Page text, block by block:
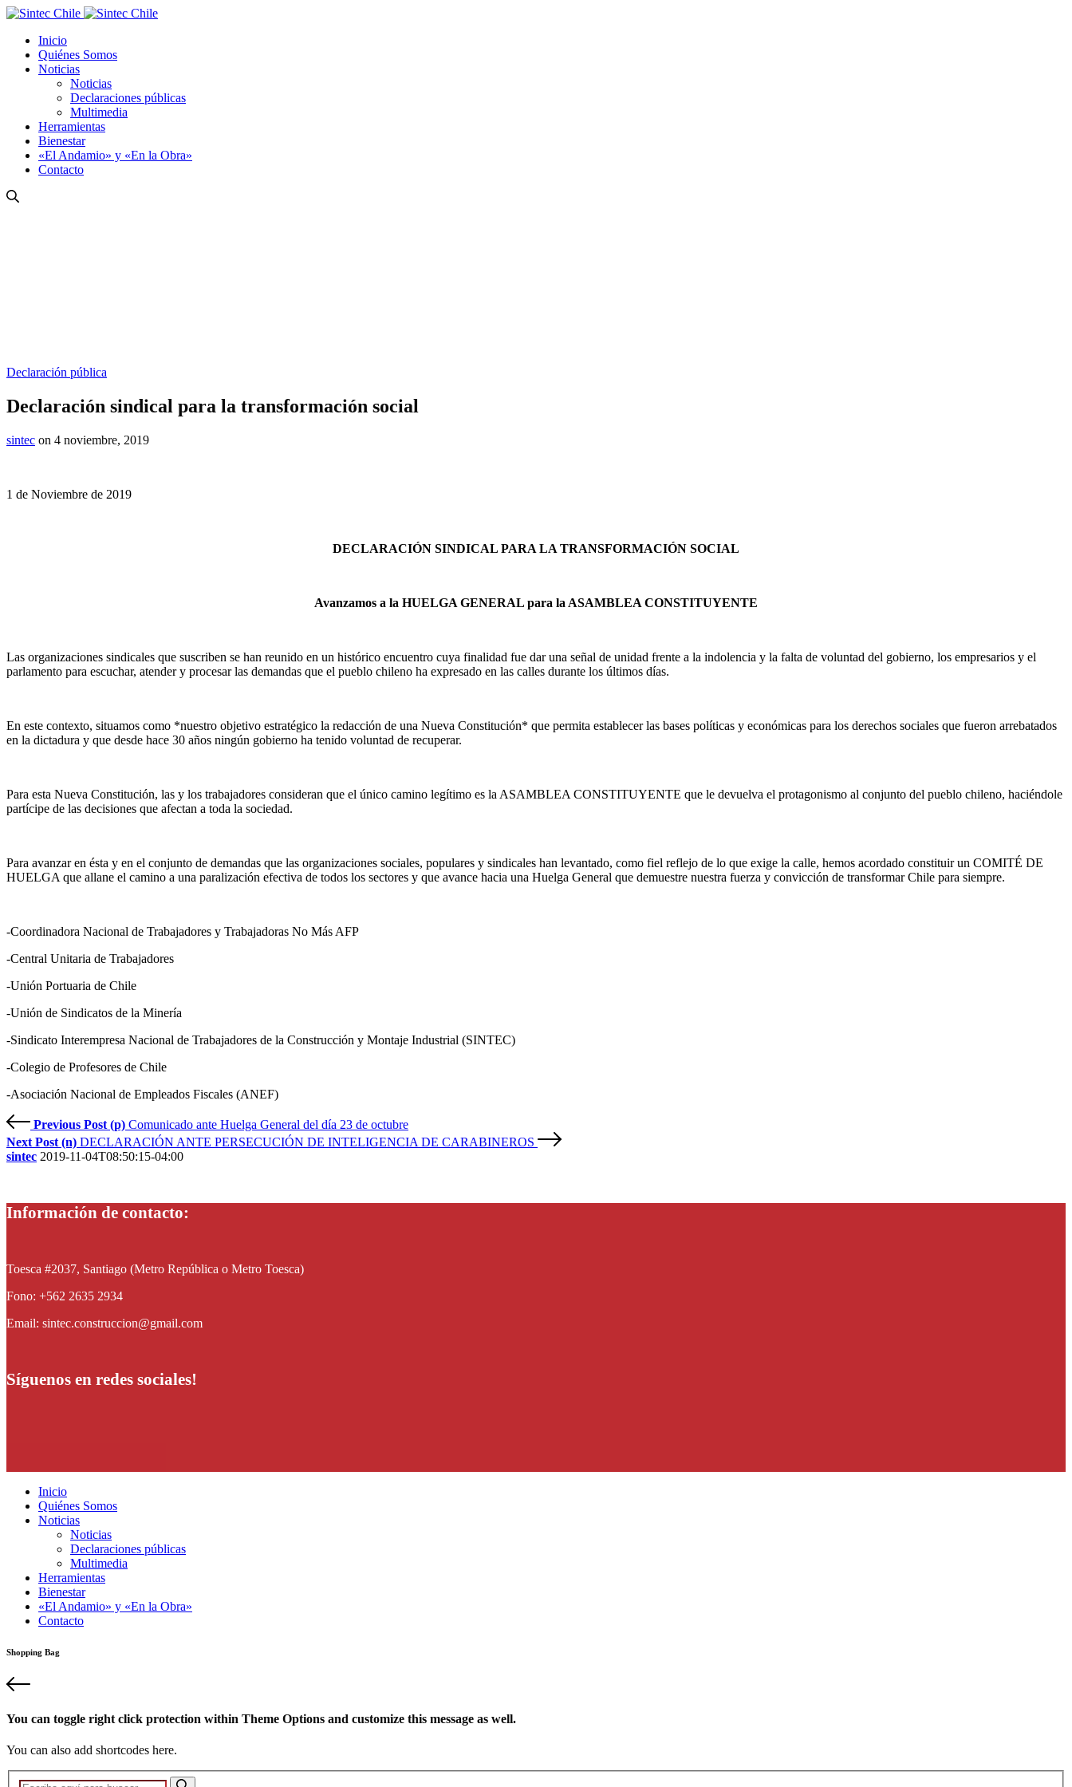
Inicio
Quiénes Somos
Noticias
Noticias
Declaraciones públicas
Multimedia
Herramientas
Bienestar
«El Andamio» y «En la Obra»
Contacto
Declaración pública
Declaración sindical para la transformación social
sintec on 4 noviembre, 2019
1 de Noviembre de 2019
DECLARACIÓN SINDICAL PARA LA TRANSFORMACIÓN SOCIAL
Avanzamos a la HUELGA GENERAL para la ASAMBLEA CONSTITUYENTE
Las organizaciones sindicales que suscriben se han reunido en un histórico encuentro cuya finalidad fue dar una señal de unidad frente a la indolencia y la falta de voluntad del gobierno, los empresarios y el
parlamento para escuchar, atender y procesar las demandas que el pueblo chileno ha expresado en las calles durante los últimos días.
En este contexto, situamos como *nuestro objetivo estratégico la redacción de una Nueva Constitución* que permita establecer las bases políticas y económicas para los derechos sociales que fueron arrebatados
en la dictadura y que desde hace 30 años ningún gobierno ha tenido voluntad de recuperar.
Para esta Nueva Constitución, las y los trabajadores consideran que el único camino legítimo es la ASAMBLEA CONSTITUYENTE que le devuelva el protagonismo al conjunto del pueblo chileno, haciéndole
partícipe de las decisiones que afectan a toda la sociedad.
Para avanzar en ésta y en el conjunto de demandas que las organizaciones sociales, populares y sindicales han levantado, como fiel reflejo de lo que exige la calle, hemos acordado constituir un COMITÉ DE
HUELGA que allane el camino a una paralización efectiva de todos los sectores y que avance hacia una Huelga General que demuestre nuestra fuerza y convicción de transformar Chile para siempre.
-Coordinadora Nacional de Trabajadores y Trabajadoras No Más AFP
-Central Unitaria de Trabajadores
-Unión Portuaria de Chile
-Unión de Sindicatos de la Minería
-Sindicato Interempresa Nacional de Trabajadores de la Construcción y Montaje Industrial (SINTEC)
-Colegio de Profesores de Chile
-Asociación Nacional de Empleados Fiscales (ANEF)
Previous Post (p) Comunicado ante Huelga General del día 23 de octubre
Next Post (n) DECLARACIÓN ANTE PERSECUCIÓN DE INTELIGENCIA DE CARABINEROS
sintec 2019-11-04T08:50:15-04:00
Información de contacto:
Toesca #2037, Santiago (Metro República o Metro Toesca)
Fono: +562 2635 2934
Email: sintec.construccion@gmail.com
Síguenos en redes sociales!
Inicio
Quiénes Somos
Noticias
Noticias
Declaraciones públicas
Multimedia
Herramientas
Bienestar
«El Andamio» y «En la Obra»
Contacto
Shopping Bag
You can toggle right click protection within Theme Options and customize this message as well.
You can also add shortcodes here.